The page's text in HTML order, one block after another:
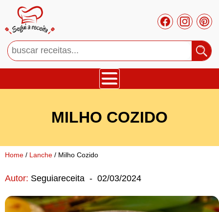
Mousses
Cupcakes
Salgado
MILHO COZIDO
Home / Lanche / Milho Cozido
Autor: Seguiareceita - 02/03/2024